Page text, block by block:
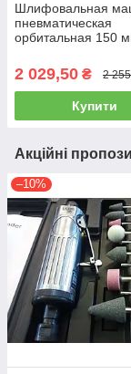
Шлифовальная
пневматическая
орбитальная 150
мин) AIRKRAFT
2 029,50 ₴ 2
Купити
Акційні
–10%